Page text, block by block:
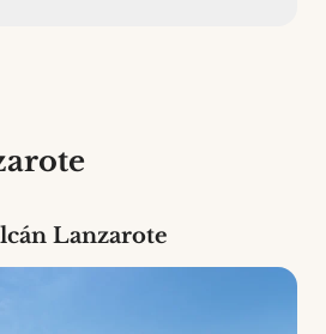
Lanzarote